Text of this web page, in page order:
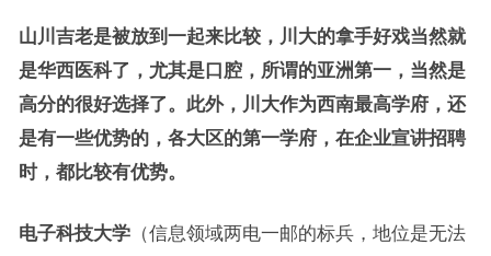
山川吉老是被放到一起来比较，川大的拿手好戏当然就
是华西医科了，尤其是口腔，所谓的亚洲第一，当然是
高分的很好选择了。此外，川大作为西南最高学府，还
是有一些优势的，各大区的第一学府，在企业宣讲招聘
时，都比较有优势。
电子科技大学（信息领域两电一邮的标兵，地位是无法